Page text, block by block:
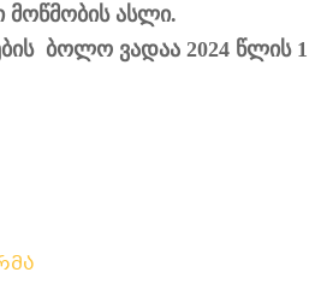
ასლი.
ბოლო ვადაა 2024 წლის 1